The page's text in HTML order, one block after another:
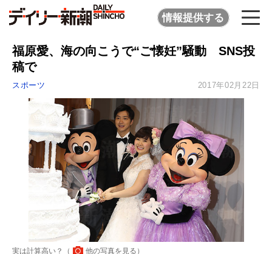
情報提供する
福原愛、海の向こうで“ご懐妊”騒動 SNS投
稿で
スポーツ 2017年02月22日
実は計算高い？（ 他の写真を見る ）